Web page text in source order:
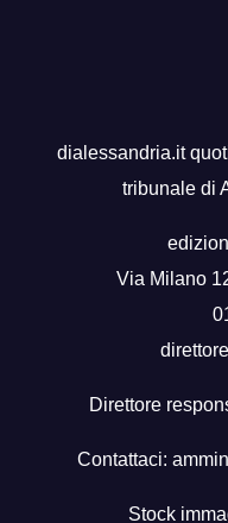
dialessandria.it
tribunale di
Via Milano
Direttore
Contattaci:
Stock